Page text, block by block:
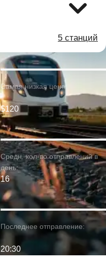
5 станций
Самая низкая цена:
$120
Средн. кол-во отправлений в
день:
16
Последнее отправление:
20:30